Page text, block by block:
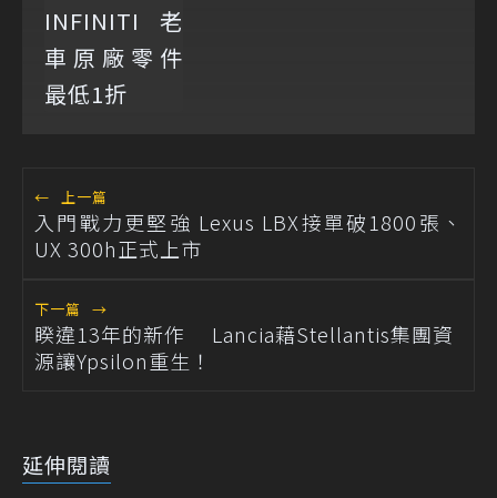
← 上一篇
入門戰力更堅強 Lexus LBX接單破1800張、
UX 300h正式上市
下一篇 →
睽違13年的新作 Lancia藉Stellantis集團資
源讓Ypsilon重生！
延伸閱讀